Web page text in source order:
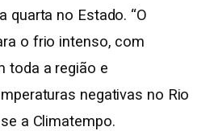
quarta no Estado. “O
o frio intenso, com
toda a região e
negativas no Rio
a Climatempo.